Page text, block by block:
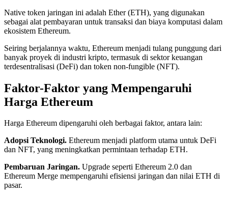
Native token jaringan ini adalah Ether (ETH), yang digunakan
sebagai alat pembayaran untuk transaksi dan biaya komputasi dalam
ekosistem Ethereum.
Seiring berjalannya waktu, Ethereum menjadi tulang punggung dari
banyak proyek di industri kripto, termasuk di sektor keuangan
terdesentralisasi (DeFi) dan token non-fungible (NFT).
Faktor-Faktor yang Mempengaruhi
Harga Ethereum
Harga Ethereum dipengaruhi oleh berbagai faktor, antara lain:
Adopsi Teknologi. Ethereum menjadi platform utama untuk DeFi
dan NFT, yang meningkatkan permintaan terhadap ETH.
Pembaruan Jaringan. Upgrade seperti Ethereum 2.0 dan
Ethereum Merge mempengaruhi efisiensi jaringan dan nilai ETH di
pasar.